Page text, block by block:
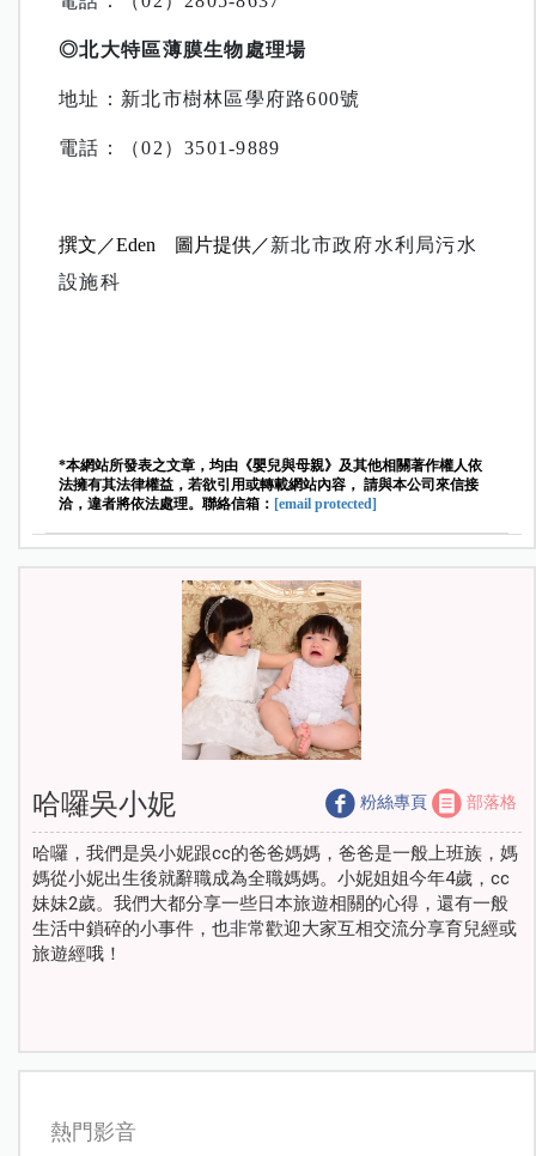
◎北大特區薄膜生物處理場
地址：新北市樹林區學府路600號
電話：（02）3501-9889
撰文／Eden 圖片提供／新北市政府水利局污水
設施科
*本網站所發表之文章，均由《嬰兒與母親》及其他相關著作權人依
法擁有其法律權益，若欲引用或轉載網站內容， 請與本公司來信接
洽，違者將依法處理。聯絡信箱： [email protected]
哈囉吳小妮 粉絲專頁 部落格
哈囉，我們是吳小妮跟cc的爸爸媽媽，爸爸是一般上班族，媽
媽從小妮出生後就辭職成為全職媽媽。小妮姐姐今年4歲，cc
妹妹2歲。我們大都分享一些日本旅遊相關的心得，還有一般
生活中鎖碎的小事件，也非常歡迎大家互相交流分享育兒經或
旅遊經哦！
熱門影音